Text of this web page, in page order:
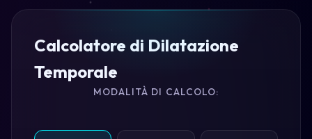
Calcolatore di Dilatazione
Temporale
MODALITÀ DI CALCOLO: